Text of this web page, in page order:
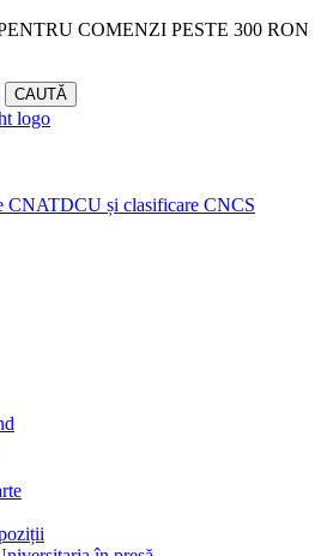
COMENZI PESTE 300 RON
CAUTĂ
CNATDCU și clasificare CNCS